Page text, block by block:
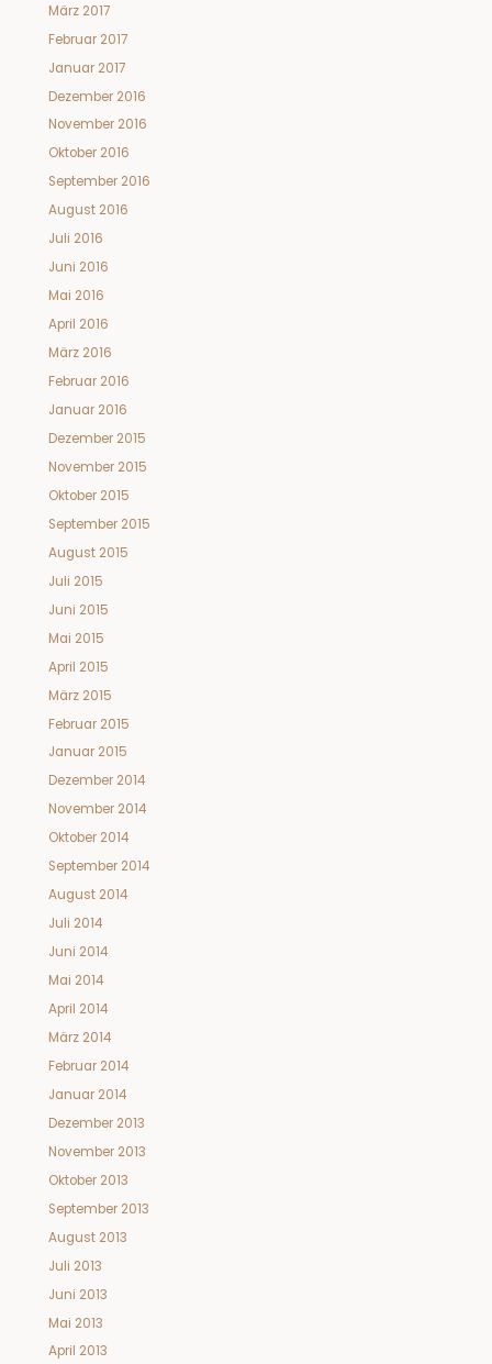
März 2017
Februar 2017
Januar 2017
Dezember 2016
November 2016
Oktober 2016
September 2016
August 2016
Juli 2016
Juni 2016
Mai 2016
April 2016
März 2016
Februar 2016
Januar 2016
Dezember 2015
November 2015
Oktober 2015
September 2015
August 2015
Juli 2015
Juni 2015
Mai 2015
April 2015
März 2015
Februar 2015
Januar 2015
Dezember 2014
November 2014
Oktober 2014
September 2014
August 2014
Juli 2014
Juni 2014
Mai 2014
April 2014
März 2014
Februar 2014
Januar 2014
Dezember 2013
November 2013
Oktober 2013
September 2013
August 2013
Juli 2013
Juni 2013
Mai 2013
April 2013